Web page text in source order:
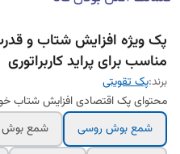
پک ویژه افزایش شتاب و
مناسب برای پراید کاربراتوری
برند:پک تقویتی
محتوای پک اقتصادی افزایش شتاب
شمع بوش روسی
شمع بوش